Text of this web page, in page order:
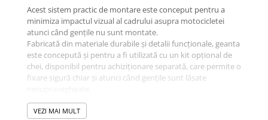
Acest sistem practic de montare este conceput pentru a
minimiza impactul vizual al cadrului asupra motocicletei
atunci când gențile nu sunt montate.
Fabricată din materiale durabile și detalii funcționale, geanta
este concepută și pentru a fi utilizată cu un kit opțional de
chei, disponibil pentru achiziționare separată, care permite o
fixare sigură chiar și atunci când gențile sunt lăsate
Geanta interioară detașabilă și impermeabilă protejează
conținutul de ploaie și praf, iar un șnur elastic de pe capac
VEZI MAI MULT